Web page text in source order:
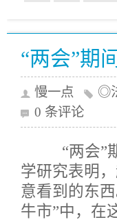
“两会”期
慢一点 ◎
0 条评论
“两会”期
学研究表明
意看到的东
牛市”中，在